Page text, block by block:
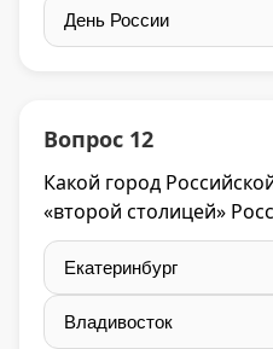
День России
Вопрос 12
Какой город
«второй столицей»
Екатеринбург
Владивосток